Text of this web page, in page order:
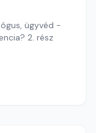
ügyvéd -
2. rész